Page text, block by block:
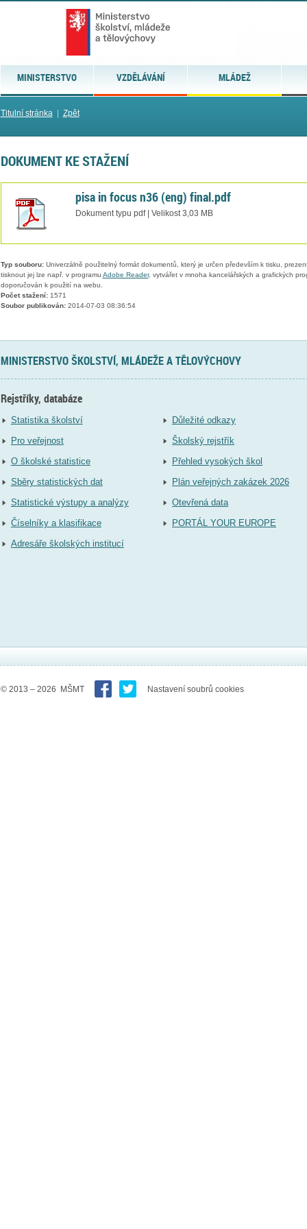
MINISTERSTVO VZDĚLÁVÁNÍ MLÁDEŽ
Titulní stránka| Zpět
DOKUMENT KE STAŽENÍ
pisa in focus n36 (eng) final.pdf
Dokument typu pdf | Velikost 3,03 MB
Typ souboru:Univerzálně použitelný formát dokumentů, který je určen především k tisku,
tisknout jej lze např. v programu Adobe Reader, vytvářet v mnoha kancelářských a grafických
doporučován k použití na webu.
Počet stažení:1571
Soubor publikován:2014-07-03 08:36:54
MINISTERSTVO ŠKOLSTVÍ, MLÁDEŽE A TĚLOVÝCHOVY
Rejstříky, databáze
Statistika školství
Pro veřejnost
O školské statistice
Sběry statistických dat
Statistické výstupy a analýzy
Číselníky a klasifikace
Adresáře školských institucí
Důležité odkazy
Školský rejstřík
Přehled vysokých škol
Plán veřejných zakázek 2026
Otevřená data
PORTÁL YOUR EUROPE
© 2013 – 2026 MŠMT Nastavení soubrů cookies